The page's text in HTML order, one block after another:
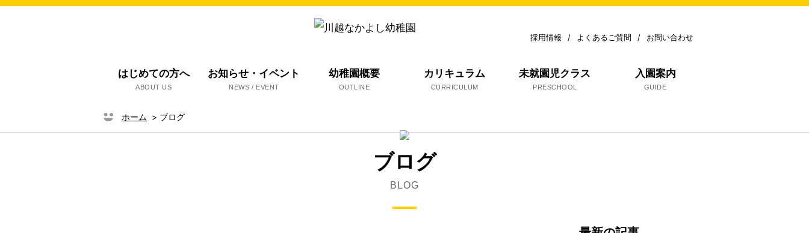
はじめての方へ
ABOUT US
お知らせ・イベント
NEWS / EVENT
幼稚園概要
OUTLINE
カリキュラム
CURRICULUM
未就園児クラス
PRESCHOOL
入園案内
GUIDE
採用情報 よくあるご質問 お問い合わせ
ホーム > ブログ
ブログ
BLOG